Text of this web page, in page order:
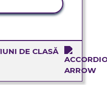
DE CLASĂ